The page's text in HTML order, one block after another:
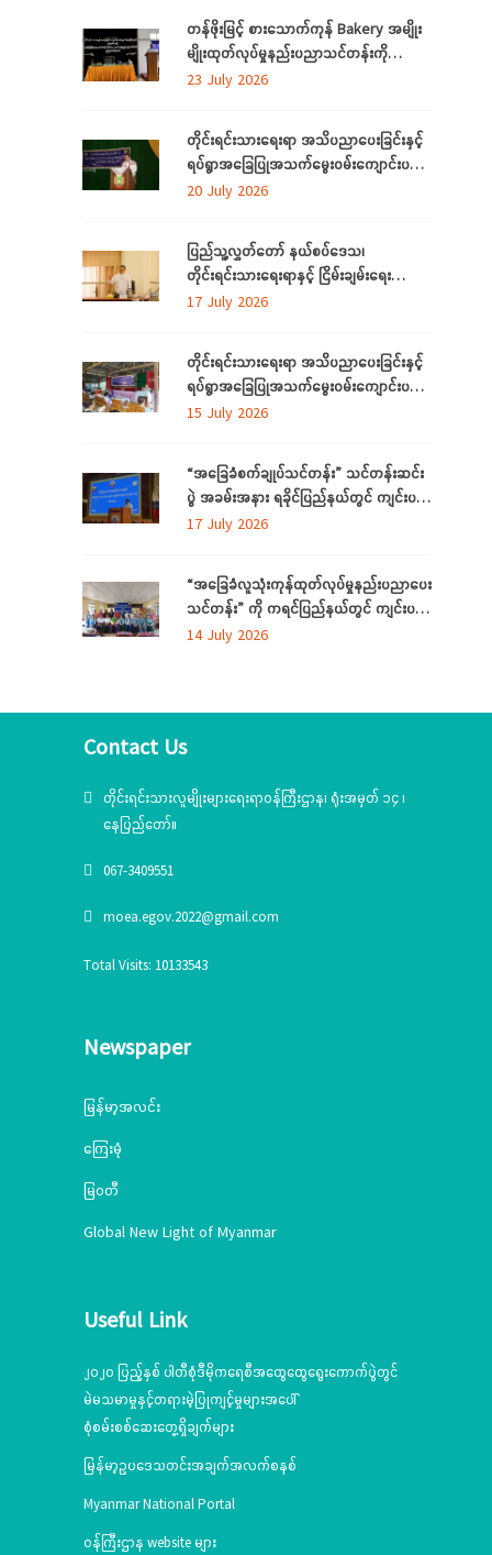
မွန်ပြည်နယ်တွင် ကျင်းပပြုလုပ်
တန်ဖိုးမြင့် စားသောက်ကုန် Bakery အမျိုး
မျိုးထုတ်လုပ်မှုနည်းပညာသင်တန်းကို
စစ်ကိုင်းတိုင်းဒေသကြီး၊ လဟယ်မြို့၌ ဖွင့်လှစ်
23 July 2026
တိုင်းရင်းသားရေးရာ အသိပညာပေးခြင်းနှင့်
ရပ်ရွာအခြေပြုအသက်မွေးဝမ်းကျောင်းပညာ
လိုအပ်ချက်များကို ဆန်းစစ်စီမံခြင်း
ပြုလုပ်
20 July 2026
ပြည်သူ့လွှတ်တော် နယ်စပ်ဒေသ၊
တိုင်းရင်းသားရေးရာနှင့် ငြိမ်းချမ်းရေး
ကော်မတီနှင့် တိုင်းရင်းသားလူမျိုးများရေးရာ
17 July 2026
တိုင်းရင်းသားရေးရာ အသိပညာပေးခြင်းနှင့်
ရပ်ရွာအခြေပြုအသက်မွေးဝမ်းကျောင်းပညာ
လိုအပ်ချက်တို့ကို ဆန်းစစ်စီမံခြင်း အစီအစဉ်
15 July 2026
“အခြေခံစက်ချုပ်သင်တန်း” သင်တန်းဆင်း
ပွဲ အခမ်းအနား ရခိုင်ပြည်နယ်တွင် ကျင်းပ
ပြုလုပ်
17 July 2026
“အခြေခံလူသုံးကုန်ထုတ်လုပ်မှုနည်းပညာပေး
သင်တန်း” ကို ကရင်ပြည်နယ်တွင် ကျင်းပ
ပြုလုပ်
14 July 2026
Contact Us
တိုင်းရင်းသားလူမျိုးများရေးရာဝန်ကြီးဌာန၊ ရုံးအမှတ် ၁၄ ၊
နေပြည်တော်။
067-3409551
moea.egov.2022@gmail.com
Total Visits: 10133543
Newspaper
မြန်မာ့အလင်း
ကြေးမုံ
မြဝတီ
Global New Light of Myanmar
Useful Link
၂၀၂၀ ပြည့်နှစ် ပါတီစုံဒီမိုကရေစီအထွေထွေရွေးကောက်ပွဲတွင်
မဲမသမာမှုနှင့်တရားမဲ့ပြုကျင့်မှုများအပေါ်
စုံစမ်းစစ်ဆေးတွေ့ရှိချက်များ
မြန်မာ့ဥပဒေသတင်းအချက်အလက်စနစ်
Myanmar National Portal
ဝန်ကြီးဌာန website များ